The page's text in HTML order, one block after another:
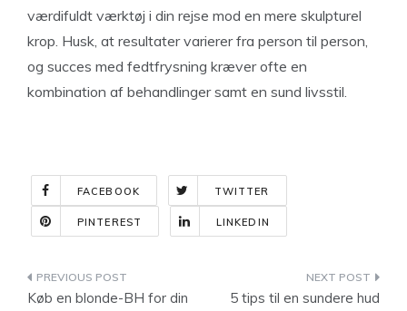
værdifuldt værktøj i din rejse mod en mere skulpturel
krop. Husk, at resultater varierer fra person til person,
og succes med fedtfrysning kræver ofte en
kombination af behandlinger samt en sund livsstil.
FACEBOOK TWITTER
PINTEREST LINKEDIN
Indlægsnavigation
Køb en blonde-BH for din
5 tips til en sundere hud